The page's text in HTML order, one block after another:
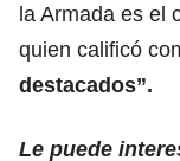
la Armada es el
quien calificó
destacados”.
Le puede